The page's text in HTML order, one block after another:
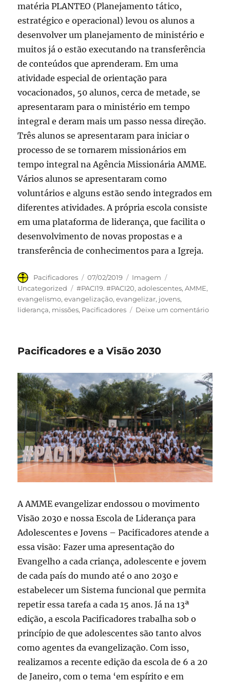
matéria PLANTEO (Planejamento tático,
estratégico e operacional) levou os alunos a
desenvolver um planejamento de ministério e
muitos já o estão executando na transferência
de conteúdos que aprenderam. Em uma
atividade especial de orientação para
vocacionados, 50 alunos, cerca de metade, se
apresentaram para o ministério em tempo
integral e deram mais um passo nessa direção.
Três alunos se apresentaram para iniciar o
processo de se tornarem missionários em
tempo integral na Agência Missionária AMME.
Vários alunos se apresentaram como
voluntários e alguns estão sendo integrados em
diferentes atividades. A própria escola consiste
em uma plataforma de liderança, que facilita o
desenvolvimento de novas propostas e a
transferência de conhecimentos para a Igreja.
Autor
Pacificadores
Publicado
em
07/02/2019 Formato
Imagem
Uncategorized
Tags
#PACI19. #PACI20,adolescentes,AMME,
evangelismo,evangelização,evangelizar, jovens,
liderança, missões, Pacificadores Deixe um comentárioem
Pacificadores e a Visão 2030
A AMME evangelizar endossou o movimento
Visão 2030 e nossa Escola de Liderança para
Adolescentes e Jovens – Pacificadores atende a
essa visão: Fazer uma apresentação do
Evangelho a cada criança, adolescente e jovem
de cada país do mundo até o ano 2030 e
estabelecer um Sistema funcional que permita
repetir essa tarefa a cada 15 anos. Já na 13ª
edição, a escola Pacificadores trabalha sob o
princípio de que adolescentes são tanto alvos
como agentes da evangelização. Com isso,
realizamos a recente edição da escola de 6 a 20
de Janeiro, com o tema ‘em espírito e em